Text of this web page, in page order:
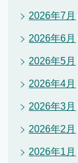
2026年7月
2026年6月
2026年5月
2026年4月
2026年3月
2026年2月
2026年1月